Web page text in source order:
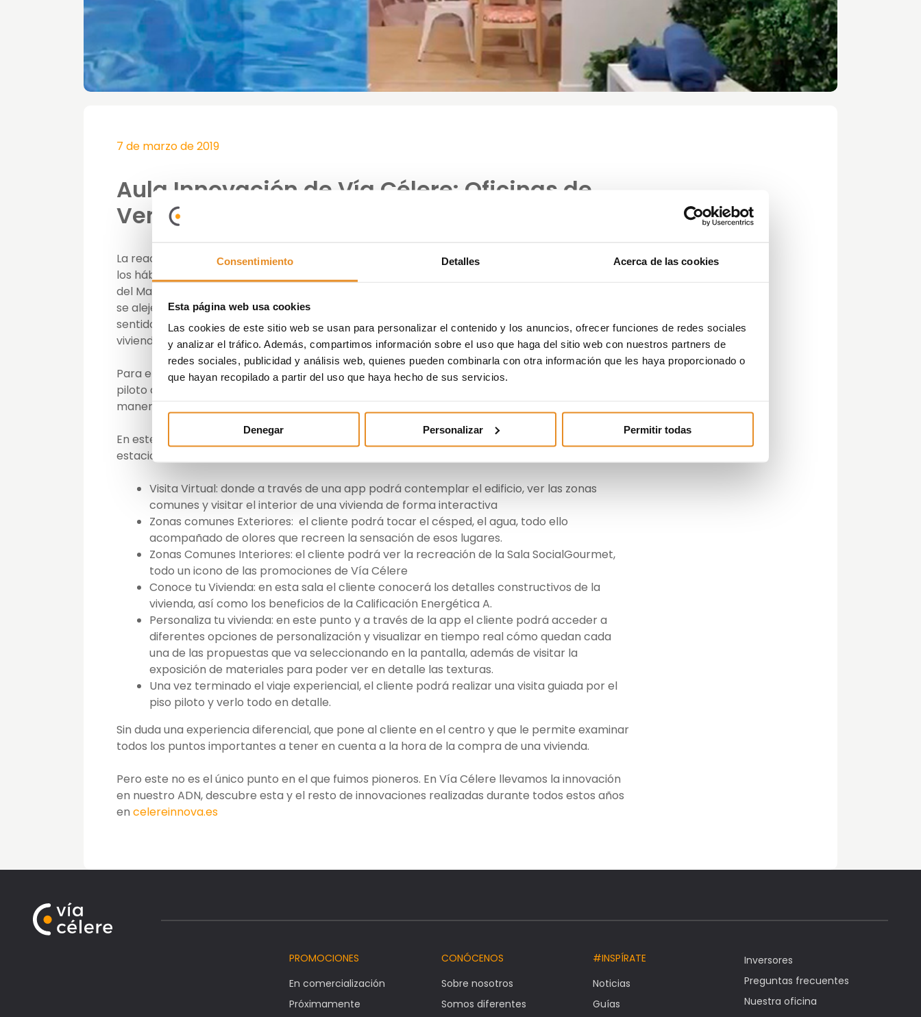
Consentimiento Detalles Acerca de las cookies
Esta página web usa cookies
Las cookies de este sitio web se usan para personalizar el contenido y los anuncios, ofrecer funciones de redes sociales
y analizar el tráfico. Además, compartimos información sobre el uso que haga del sitio web con nuestros partners de
redes sociales, publicidad y análisis web, quienes pueden combinarla con otra información que les haya proporcionado o
que hayan recopilado a partir del uso que haya hecho de sus servicios.
Denegar Personalizar Permitir todas
7 de marzo de 2019
Aula Innovación de Vía Célere: Oficinas de
Venta Experiencial y Sensorial
La reactivación del mercado residencial, la creciente demanda de obra nueva o el cambio en
los hábitos de consumo, han hecho que desde el 2015 Vía Célere haya apostado por la inclusión
del Marketing Sensorial a la hora de vender viviendas: ofrecerle al cliente una experiencia que
se aleje del modo tradicional de venta sobre plano, despertar emociones a través de los cinco
sentidos y poner en valor todo lo que el cliente tiene en cuenta a la hora de comprar una
vivienda.
Para ello se pusieron en marcha las llamadas oficinas experienciales y el desarrollo de pisos
piloto de forma industrializada, alejados de una concepción tradicional, llenos de detalle de
manera que ayuden al cliente a imaginar cómo sería su día a día en su futura casa.
En este circuito experiencial, el cliente encontrará 5 temáticas divididas en diferentes
estaciones:
Visita Virtual: donde a través de una app podrá contemplar el edificio, ver las zonas
comunes y visitar el interior de una vivienda de forma interactiva
Zonas comunes Exteriores: el cliente podrá tocar el césped, el agua, todo ello
acompañado de olores que recreen la sensación de esos lugares.
Zonas Comunes Interiores: el cliente podrá ver la recreación de la Sala SocialGourmet,
todo un icono de las promociones de Vía Célere
Conoce tu Vivienda: en esta sala el cliente conocerá los detalles constructivos de la
vivienda, así como los beneficios de la Calificación Energética A.
Personaliza tu vivienda: en este punto y a través de la app el cliente podrá acceder a
diferentes opciones de personalización y visualizar en tiempo real cómo quedan cada
una de las propuestas que va seleccionando en la pantalla, además de visitar la
exposición de materiales para poder ver en detalle las texturas.
Una vez terminado el viaje experiencial, el cliente podrá realizar una visita guiada por el
piso piloto y verlo todo en detalle.
Sin duda una experiencia diferencial, que pone al cliente en el centro y que le permite examinar
todos los puntos importantes a tener en cuenta a la hora de la compra de una vivienda.
Pero este no es el único punto en el que fuimos pioneros. En Vía Célere llevamos la innovación
en nuestro ADN, descubre esta y el resto de innovaciones realizadas durante todos estos años
en celereinnova.es
PROMOCIONES
En comercialización
Próximamente
CONÓCENOS
Sobre nosotros
Somos diferentes
#INSPÍRATE
Noticias
Guías
Inversores
Preguntas frecuentes
Nuestra oficina